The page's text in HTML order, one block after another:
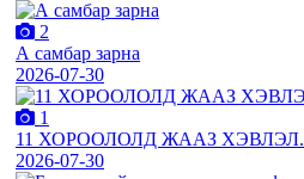
2
А самбар зарна
2026-07-30
1
11 ХОРООЛОЛД ЖААЗ ХЭВЛЭЛ.
2026-07-30